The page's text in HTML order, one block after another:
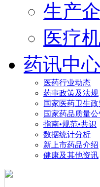
生产
医疗
药讯中心
医药行业动态
药事政策及法规
国家医药卫生
国家药品质量
指南•规范•共识
数据统计分析
新上市药品介绍
健康及其他资讯